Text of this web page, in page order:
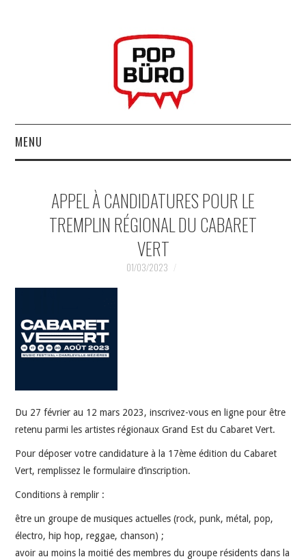
MENU
MUSIQUESACTUELLES.NET
INDÉPENDANTS
DOKO
APPEL À CANDIDATURES POUR LE
TREMPLIN RÉGIONAL DU CABARET
VERT
01/03/2023
Du 27 février au 12 mars 2023, inscrivez-vous en ligne pour être
retenu parmi les artistes régionaux Grand Est du Cabaret Vert.
Pour déposer votre candidature à la 17ème édition du Cabaret
Vert, remplissez leformulaire d’inscription.
Conditions à remplir :
être un groupe de musiques actuelles (rock, punk, métal, pop,
électro, hip hop, reggae, chanson) ;
avoir au moins la moitié des membres du groupe résidents dans la